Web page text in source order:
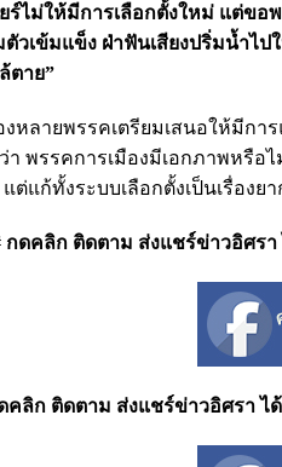
ร์ไม่ให้มีการเลือกตั้งใหม่ แต่ขอ
วเข้มแข็ง ฝ่าฟันเสียงปริ่มน้ำไ
ตาย”
หลายพรรคเตรียมเสนอให้มีกา
า พรรคการเมืองมีเอกภาพหรื
ต่แก้ทั้งระบบเลือกตั้งเป็นเรื่องยา
กดคลิก ติดตาม ส่งแชร์ข่าวอิศร
คลิก ติดตาม ส่งแชร์ข่าวอิศรา ไ